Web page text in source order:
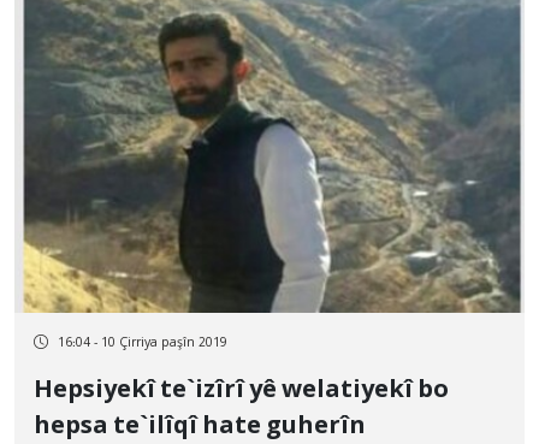
16:04 - 10 Çirriya paşîn 2019
Hepsiyekî te`izîrî yê welatiyekî bo
hepsa te`ilîqî hate guherîn